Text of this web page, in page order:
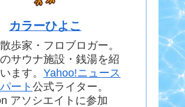
カラーひよこ
歩家・フロブロガー。
サウナ施設・銭湯を紹
ます。 Yahoo!ニュース
ート公式ライター。
アソシエイトに参加